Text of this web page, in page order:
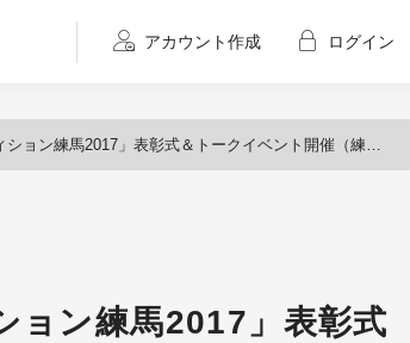
アカウント作成 ログイン
ン練馬2017」表彰式＆トークイベント開催（練馬アニメーション）
ョン練馬2017」表彰式